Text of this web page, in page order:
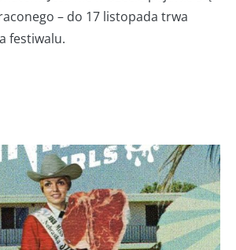
– do 17 listopada trwa
festiwalu.